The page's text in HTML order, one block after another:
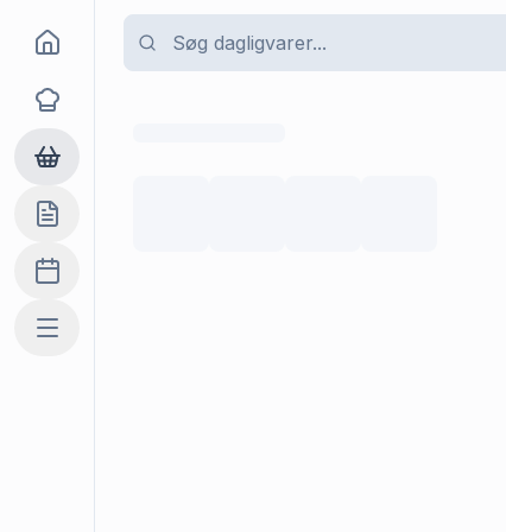
Goma
Opskrifter
Dagligvarer
Indkøbslisten
Madplan
Mere